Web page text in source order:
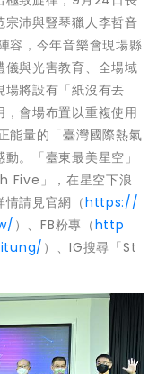
沛與豎琴獵人李哲音
容，今年音樂會現場縣
與光害教育、全場域
將設有「紙沒有丟
會場布置以重複使用
能量的「臺灣國際熱氣
。「臺東最美星空」
Five」，在星空下浪
請見官網（https://
）、FB粉專（http
）、IG搜尋「St